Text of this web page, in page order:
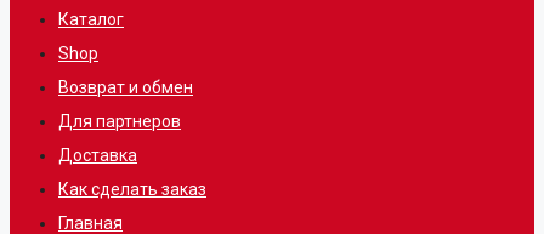
Каталог
Shop
Возврат и обмен
Для партнеров
Доставка
Как сделать заказ
Главная